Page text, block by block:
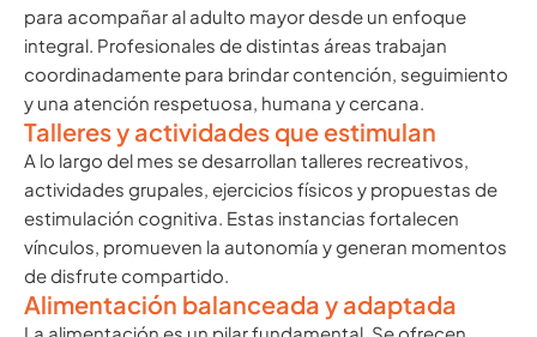
para acompañar al adulto mayor desde un enfoque
integral. Profesionales de distintas áreas trabajan
coordinadamente para brindar contención, seguimiento
y una atención respetuosa, humana y cercana.
Talleres y actividades que estimulan
A lo largo del mes se desarrollan talleres recreativos,
actividades grupales, ejercicios físicos y propuestas de
estimulación cognitiva. Estas instancias fortalecen
vínculos, promueven la autonomía y generan momentos
de disfrute compartido.
Alimentación balanceada y adaptada